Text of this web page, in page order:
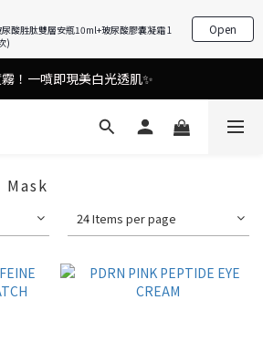
酸胜肽雙層安瓶10ml+玻尿酸膠囊凝霜 1
)
Open
能美容儀🌸護膚效果UP！
💧玻尿酸58% OFF活動中！
！一噴即現美白光透肌✨
能美容儀🌸護膚效果UP！
Mask
24 Items per page